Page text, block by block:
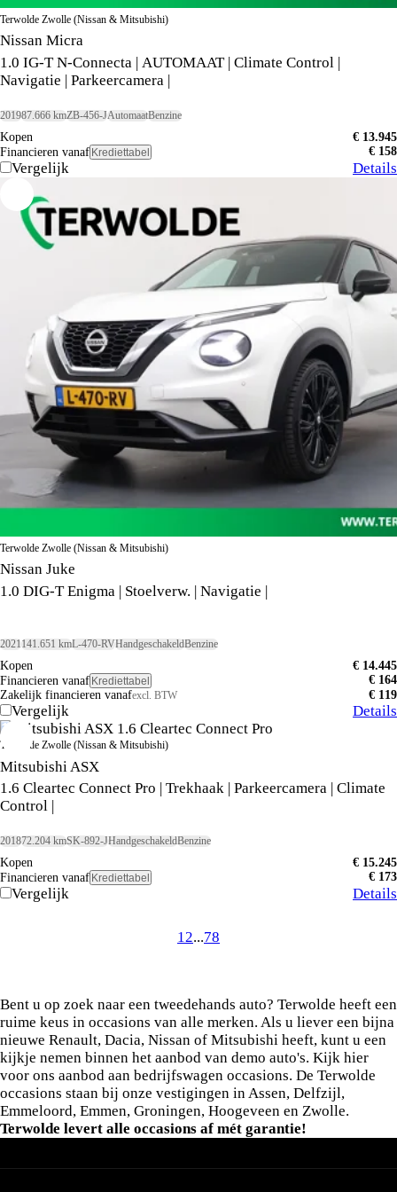
Terwolde Zwolle (Nissan & Mitsubishi)
Nissan Micra
1.0 IG-T N-Connecta | AUTOMAAT | Climate Control |
Navigatie | Parkeercamera |
201987.666 kmZB-456-JAutomaatBenzine
Kopen
€ 13.945
Financieren vanaf Krediettabel € 158
Vergelijk Details
Terwolde Zwolle (Nissan & Mitsubishi)
Nissan Juke
1.0 DIG-T Enigma | Stoelverw. | Navigatie |
2021141.651 kmL-470-RVHandgeschakeldBenzine
Kopen
€ 14.445
Financieren vanaf Krediettabel
€ 164
Zakelijk financieren vanafexcl. BTW € 119
Vergelijk Details
Terwolde Zwolle (Nissan & Mitsubishi)
Mitsubishi ASX
1.6 Cleartec Connect Pro | Trekhaak | Parkeercamera | Climate
Control |
201872.204 kmSK-892-JHandgeschakeldBenzine
Kopen
€ 15.245
Financieren vanaf Krediettabel € 173
Vergelijk Details
1 2...78
Bent u op zoek naar een tweedehands auto? Terwolde heeft een
ruime keus in occasions van alle merken. Als u liever een bijna
nieuwe Renault, Dacia, Nissan of Mitsubishi heeft, kunt u een
kijkje nemen binnen het aanbod van demo auto's. Kijk hier
voor ons aanbod aan bedrijfswagen occasions. De Terwolde
occasions staan bij onze vestigingen in Assen, Delfzijl,
Emmeloord, Emmen, Groningen, Hoogeveen en Zwolle.
Terwolde levert alle occasions af mét garantie!